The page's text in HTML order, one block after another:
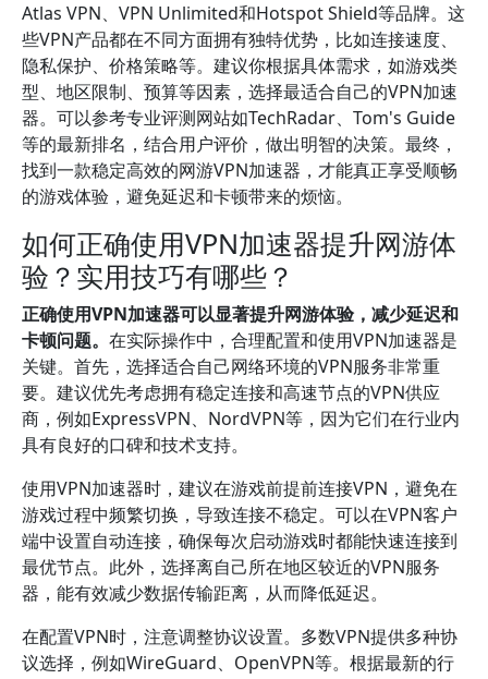
Atlas VPN、VPN Unlimited和Hotspot Shield等品牌。这
些VPN产品都在不同方面拥有独特优势，比如连接速度、
隐私保护、价格策略等。建议你根据具体需求，如游戏类
型、地区限制、预算等因素，选择最适合自己的VPN加速
器。可以参考专业评测网站如TechRadar、Tom's Guide
等的最新排名，结合用户评价，做出明智的决策。最终，
找到一款稳定高效的网游VPN加速器，才能真正享受顺畅
的游戏体验，避免延迟和卡顿带来的烦恼。
如何正确使用VPN加速器提升网游体
验？实用技巧有哪些？
正确使用VPN加速器可以显著提升网游体验，减少延迟和
卡顿问题。 在实际操作中，合理配置和使用VPN加速器是
关键。首先，选择适合自己网络环境的VPN服务非常重
要。建议优先考虑拥有稳定连接和高速节点的VPN供应
商，例如ExpressVPN、NordVPN等，因为它们在行业内
具有良好的口碑和技术支持。
使用VPN加速器时，建议在游戏前提前连接VPN，避免在
游戏过程中频繁切换，导致连接不稳定。可以在VPN客户
端中设置自动连接，确保每次启动游戏时都能快速连接到
最优节点。此外，选择离自己所在地区较近的VPN服务
器，能有效减少数据传输距离，从而降低延迟。
在配置VPN时，注意调整协议设置。多数VPN提供多种协
议选择，例如WireGuard、OpenVPN等。根据最新的行